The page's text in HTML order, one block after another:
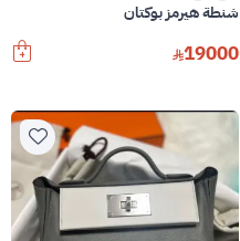
شنطة هيرمز بوكتان
19000